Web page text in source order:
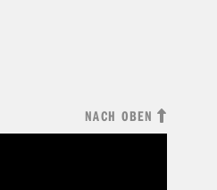
NACH OBEN